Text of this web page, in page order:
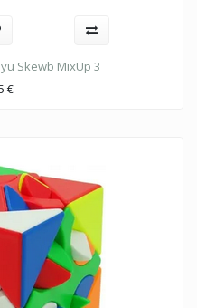
Skewb MixUp 3
€